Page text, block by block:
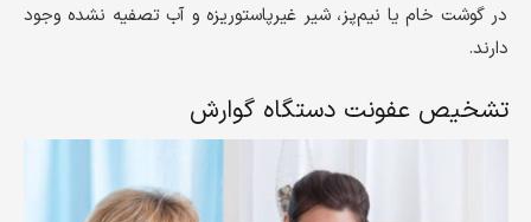
در گوشت خام یا نیم‌پز، شیر غیرپاستوریزه و آب تصفیه نشده وجود
دارند.
تشخیص عفونت دستگاه گوارش